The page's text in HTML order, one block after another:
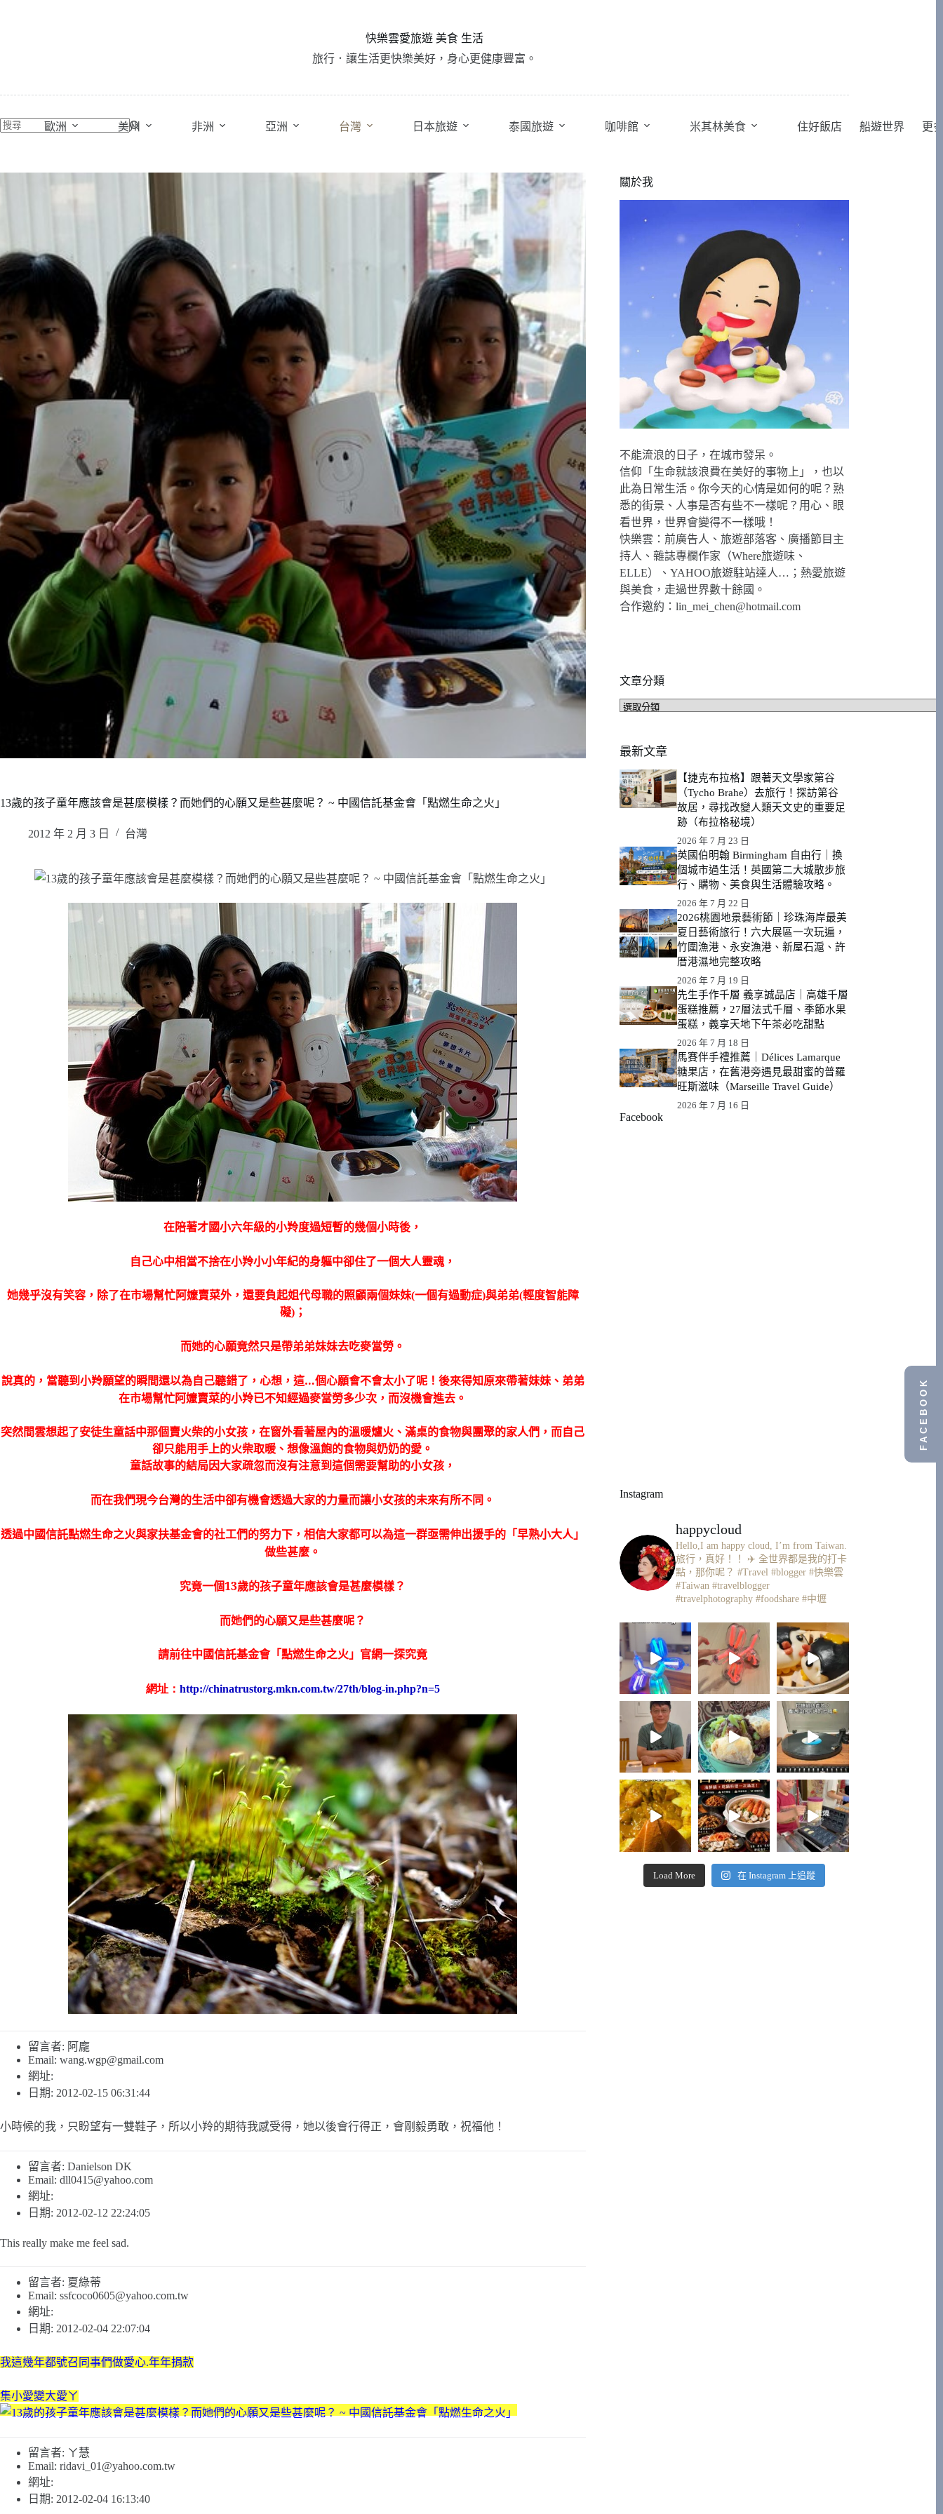
容
快樂雲愛旅遊 美食 生活
旅行．讓生活更快樂美好，身心更健康豐富。
歐洲 美州 非洲 亞洲 台灣 日本旅遊 泰國旅遊 咖啡館 米其林美食 住好飯店 船遊世界 更
13歲的孩子童年應該會是甚麼模樣？而她們的心願又是些甚麼呢？ ~ 中國信託基金會「點燃生命之火」
2012 年 2 月 3 日 台灣
在陪著才國小六年級的小羚度過短暫的幾個小時後，
自己心中相當不捨在小羚小小年紀的身軀中卻住了一個大人靈魂，
她幾乎沒有笑容，除了在市場幫忙阿嬤賣菜外， 還要負起姐代母職的照顧兩個妹妹(一個有過動症)與弟弟(輕度智能障
礙)；
而她的心願竟然只是帶弟弟妹妹去吃麥當勞。
說真的，當聽到小羚願望的瞬間還以為自己聽錯了，心想，這…個心願會不會太小了呢！後來得知原來帶著妹妹、弟弟
在市場幫忙阿嬤賣菜的小羚已不知經過麥當勞多少次，而沒機會進去。
突然間雲想起了安徒生童話中那個賣火柴的小女孩，在窗外看著屋內的溫暖爐火、滿桌的食物與團聚的家人們，而自己
卻只能用手上的火柴取暖、想像溫飽的食物與奶奶的愛。
童話故事的結局因大家疏忽而沒有注意到這個需要幫助的小女孩，
而在我們現今台灣的生活中卻有機會透過大家的力量而讓小女孩的未來有所不同。
透過中國信託點燃生命之火與家扶基金會的社工們的努力下，相信大家都可以為這一群亟需伸出援手的「早熟小大人」
做些甚麼 。
究竟一個13歲的孩子童年應該會是甚麼模樣？
而她們的心願又是些甚麼呢？
請前往中國信託基金會「點燃生命之火」官網一探究竟
網址： http://chinatrustorg.mkn.com.tw/27th/blog-in.php?n=5
留言者: 阿龐
Email: wang.wgp@gmail.com
網址:
日期: 2012-02-15 06:31:44
小時候的我，只盼望有一雙鞋子，所以小羚的期待我感受得，她以後會行得正，會剛毅勇敢，祝福他！
留言者: Danielson DK
Email: dll0415@yahoo.com
網址:
日期: 2012-02-12 22:24:05
This really make me feel sad.
留言者: 夏綠蒂
Email: ssfcoco0605@yahoo.com.tw
網址:
日期: 2012-02-04 22:07:04
我這幾年都號召同事們做愛心.年年捐款
集小愛變大愛ㄚ
留言者: ㄚ慧
Email: ridavi_01@yahoo.com.tw
網址:
日期: 2012-02-04 16:13:40
關於我
不能流浪的日子，在城市發呆。
信仰「生命就該浪費在美好的事物上」，也以
此為日常生活。你今天的心情是如何的呢？熟
悉的街景、人事是否有些不一樣呢？用心、眼
看世界，世界會變得不一樣哦！
快樂雲：前廣告人、旅遊部落客、廣播節目主
持人、雜誌專欄作家（Where旅遊味、
ELLE）、YAHOO旅遊駐站達人…；熱愛旅遊
與美食，走過世界數十餘國。
合作邀約：lin_mei_chen@hotmail.com
文章分類
文
類
最新文章
【捷克布拉格】跟著天文學家第谷
（Tycho Brahe）去旅行！探訪第谷
故居，尋找改變人類天文史的重要足
跡（布拉格秘境）
2026 年 7 月 23 日
英國伯明翰 Birmingham 自由行｜換
個城市過生活！英國第二大城散步旅
行、購物、美食與生活體驗攻略。
2026 年 7 月 22 日
2026桃園地景藝術節｜珍珠海岸最美
夏日藝術旅行！六大展區一次玩遍，
竹圍漁港、永安漁港、新屋石滬、許
厝港濕地完整攻略
2026 年 7 月 19 日
先生手作千層 義享誠品店｜高雄千層
蛋糕推薦，27層法式千層、季節水果
蛋糕，義享天地下午茶必吃甜點
2026 年 7 月 18 日
馬賽伴手禮推薦｜Délices Lamarque
糖果店，在舊港旁遇見最甜蜜的普羅
旺斯滋味（Marseille Travel Guide）
2026 年 7 月 16 日
Facebook
Instagram
happycloud
Hello,I am happy cloud, I’m from Taiwan.
旅行，真好！！ ✈️ 全世界都是我的打卡
點，那你呢？ #Travel #blogger #快樂雲
#Taiwan #travelblogger
#travelphotography #foodshare #中壢
Load More 在 Instagram 上追蹤
FACEBOOK